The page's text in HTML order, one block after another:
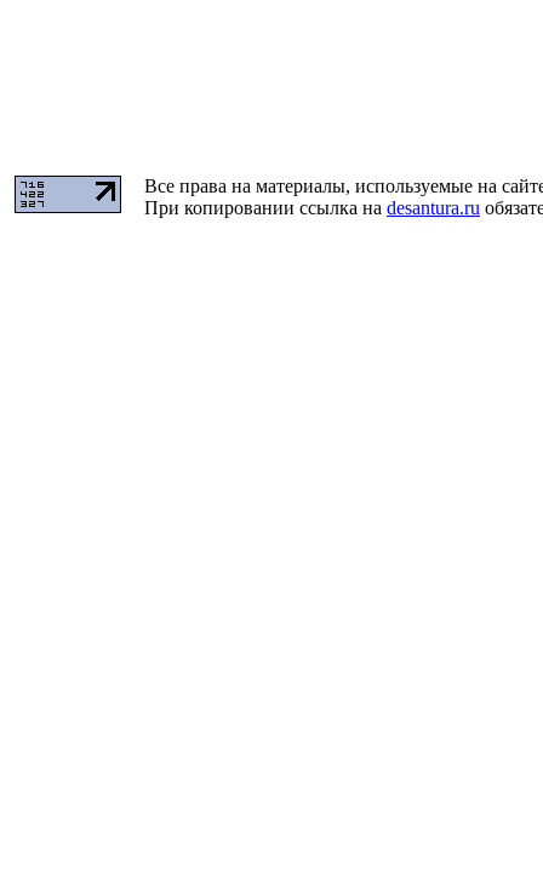
Все права на материалы, используемые на
При копировании ссылка на desantura.ru